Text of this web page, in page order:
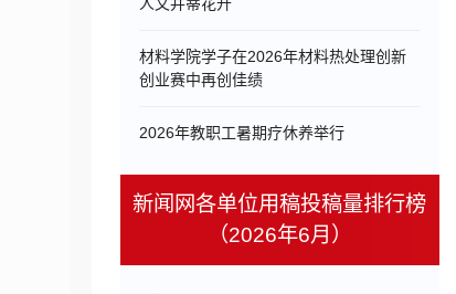
材料学院学子在2026年材料热处理创新
创业赛中再创佳绩
​2026年教职工暑期疗休养举行
新闻网各单位用稿投稿量排行榜
（2026年6月）